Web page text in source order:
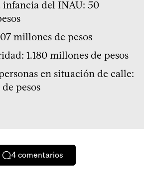
infancia del INAU: 50
millones de pesos
1.180 millones de pesos
en situación de calle:
pesos
4 comentarios